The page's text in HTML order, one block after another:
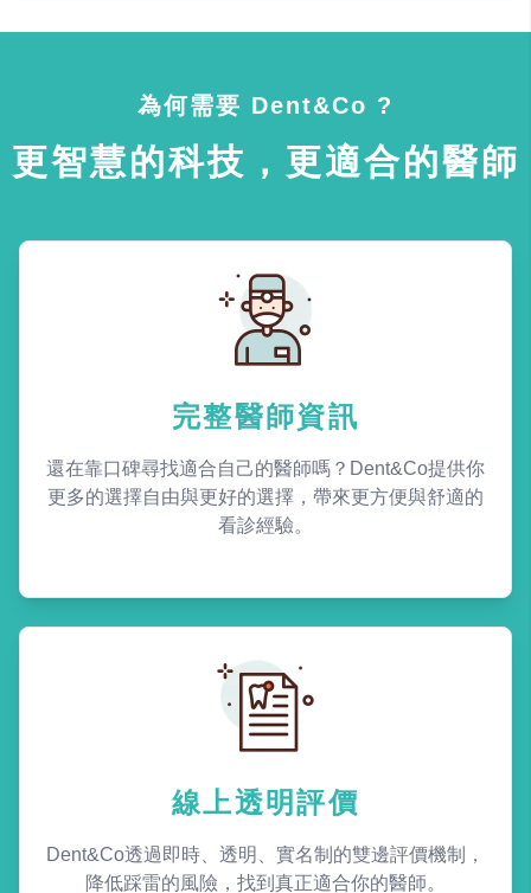
為何需要 Dent&Co ?
更智慧的科技，更適合的醫師
完整醫師資訊
還在靠口碑尋找適合自己的醫師嗎？Dent&Co提供你
更多的選擇自由與更好的選擇，帶來更方便與舒適的
看診經驗。
線上透明評價
Dent&Co透過即時、透明、實名制的雙邊評價機制，
降低踩雷的風險，找到真正適合你的醫師。